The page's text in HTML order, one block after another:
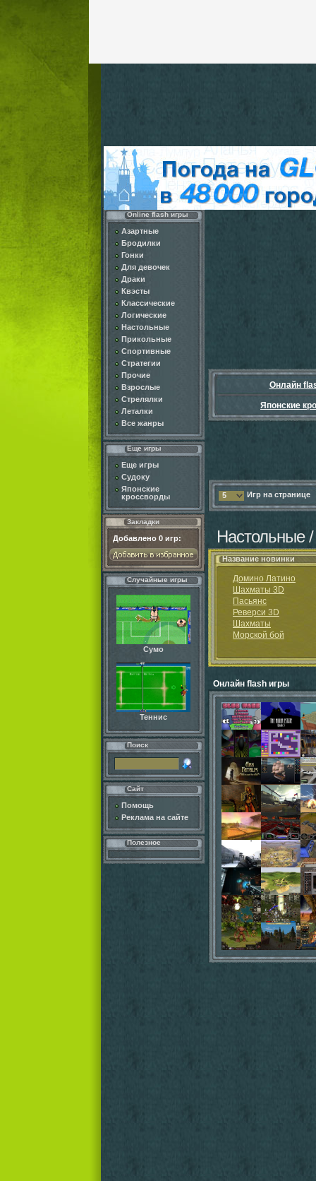
Online flash игры
Азартные
Бродилки
Гонки
Для девочек
Драки
Квэсты
Классические
Логические
Настольные
Прикольные
Спортивные
Стратегии
Прочие
Взрослые
Стрелялки
Леталки
Все жанры
Еще игры
Еще игры
Судоку
Японские
кроссворды
Закладки
Добавлено 0 игр:
Случайные игры
Сумо
Теннис
Поиск
Сайт
Помощь
Реклама на сайте
Полезное
Онлайн
Японские
5 Игр на странице
Настольные
Название новинки
Домино Латино
Шахматы 3D
Пасьянс
Реверси 3D
Шахматы
Морской бой
Онлайн flash игры